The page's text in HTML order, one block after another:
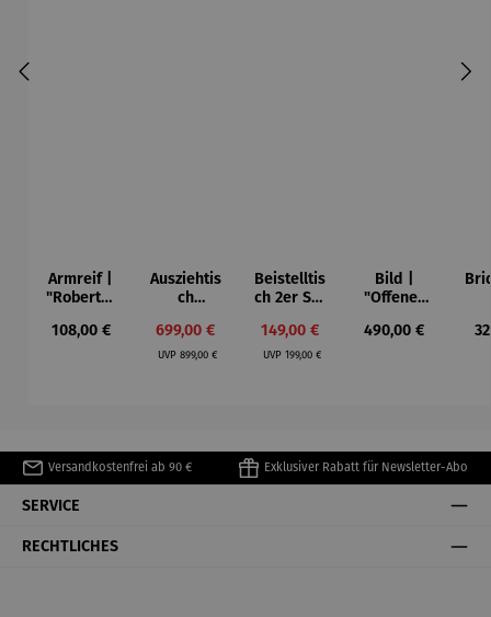
Armreif |
"Roberta"
Mütz
Regulärer Preis:
108,00 €
Ausziehtis
ch
– Valor
Verkaufspreis:
699,00 €
UVPRegulärer Preis:
899,00 €
Beistelltis
ch 2er Set
Verkaufspreis:
149,00 €
UVP Regulärer Preis:
199,00 €
Bild |
"Offenes
Collioure"
Regulärer Preis:
490,00 €
Versandkostenfrei ab 90 € Exklusiver Rabatt für Newsletter-Abo
SERVICE
RECHTLICHES